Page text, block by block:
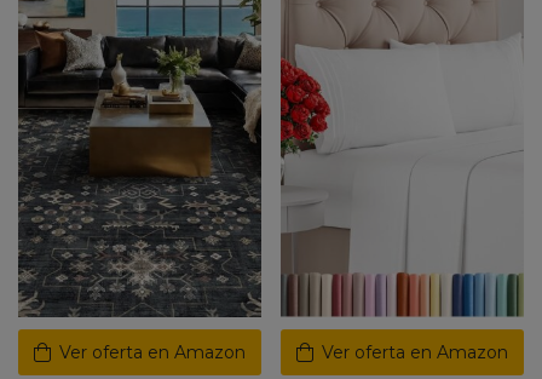
Ver oferta en Amazon Ver oferta en Amazon